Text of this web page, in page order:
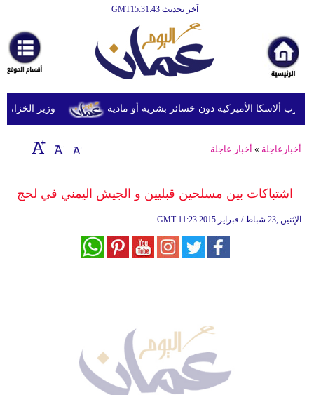
آخر تحديث GMT15:31:43
أخبارعاجلة
رياضة
ثقافة
إقتصاد
وموسيقى
وزير الخزانة
أخبارعاجلة » أخبار عاجلة
اشتباكات بين مسلحين قبليين و الجيش اليمني في لحج
GMT 11:23 2015 الإثنين ,23 شباط / فبراير